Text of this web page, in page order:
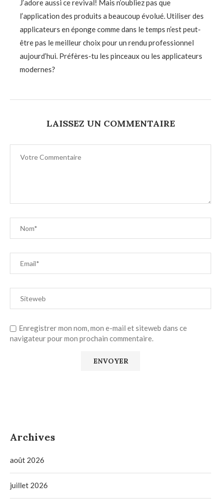
J’adore aussi ce revival! Mais n’oubliez pas que
l’application des produits a beaucoup évolué. Utiliser des
applicateurs en éponge comme dans le temps n’est peut-
être pas le meilleur choix pour un rendu professionnel
aujourd’hui. Préfères-tu les pinceaux ou les applicateurs
modernes?
LAISSEZ UN COMMENTAIRE
Enregistrer mon nom, mon e-mail et siteweb dans ce
navigateur pour mon prochain commentaire.
Archives
août 2026
juillet 2026